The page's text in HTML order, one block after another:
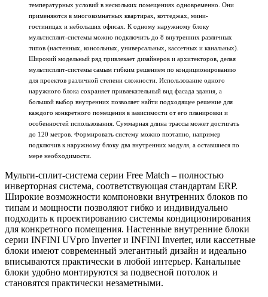
температурных условий в нескольких помещениях одновременно. Они
применяются в многокомнатных квартирах, коттеджах, мини-
гостиницах и небольших офисах. К одному наружному блоку
мультисплит-системы можно подключить до 8 внутренних различных
типов (настенных, консольных, универсальных, кассетных и канальных).
Широкий модельный ряд привлекает дизайнеров и архитекторов, делая
мультисплит-системы самым гибким решением по кондиционированию
для проектов различной степени сложности. Использование одного
наружного блока сохраняет привлекательный вид фасада здания, а
большой выбор внутренних позволяет найти подходящее решение для
каждого конкретного помещения в зависимости от его планировки и
особенностей использования. Суммарная длина трассы может достигать
до 120 метров. Формировать систему можно поэтапно, например
подключив к наружному блоку два внутренних модуля, а оставшиеся по
мере необходимости.
Мульти-сплит-система серии Free Match – полностью
инверторная система, соответствующая стандартам ERP.
Широкие возможности компоновки внутренних блоков по
типам и мощности позволяют гибко и индивидуально
подходить к проектированию системы кондиционирования
для конкретного помещения. Настенные внутренние блоки
серии INFINI UVpro Inverter и INFINI Inverter, или кассетные
блоки имеют современный элегантный дизайн и идеально
вписываются практически в любой интерьер. Канальные
блоки удобно монтируются за подвесной потолок и
становятся практически незаметными.